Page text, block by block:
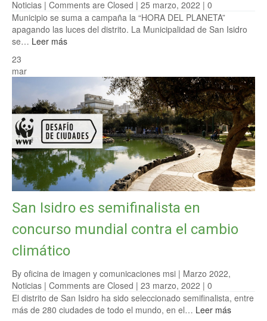
Noticias | Comments are Closed | 25 marzo, 2022 | 0
Municipio se suma a campaña la “HORA DEL PLANETA”
apagando las luces del distrito. La Municipalidad de San Isidro
se… Leer más
23
mar
San Isidro es semifinalista en
concurso mundial contra el cambio
climático
By oficina de imagen y comunicaciones msi | Marzo 2022,
Noticias | Comments are Closed | 23 marzo, 2022 | 0
El distrito de San Isidro ha sido seleccionado semifinalista, entre
más de 280 ciudades de todo el mundo, en el… Leer más